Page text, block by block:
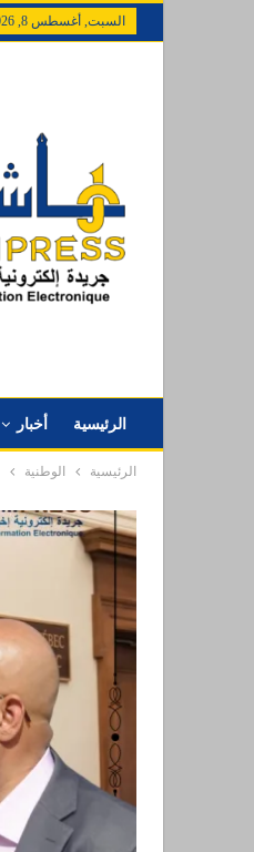
السبت, أغسطس 8, 2026
الرئيسية أخبار
الرئيسية الوطنية